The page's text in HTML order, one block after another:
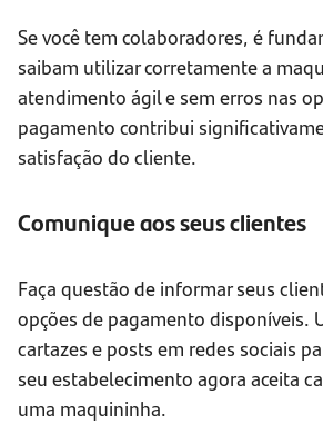
Se você tem colaboradores, é
saibam utilizar corretamente a
atendimento ágil e sem erros nas
pagamento contribui
satisfação do cliente.
Comunique aos seus clientes
Faça questão de informar seus
opções de pagamento disponíveis.
cartazes e posts em redes sociais
seu estabelecimento agora aceita
uma maquininha.